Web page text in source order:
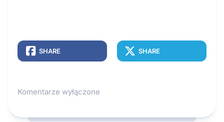
SHARE SHARE
Komentarze wyłączone